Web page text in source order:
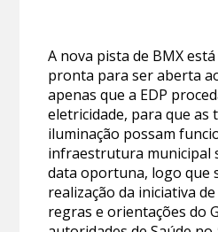
A nova pista de BMX
pronta para ser aberta
apenas que a EDP
eletricidade, para que as
iluminação possam
infraestrutura municipal
data oportuna, logo que
realização da iniciativa
regras e orientações do